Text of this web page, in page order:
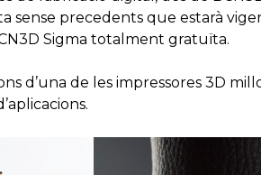
sense precedents que estarà
Sigma totalment gratuïta.
d’una de les impressores 3D